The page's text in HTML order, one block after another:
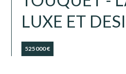
LUXE ET
525 000 €